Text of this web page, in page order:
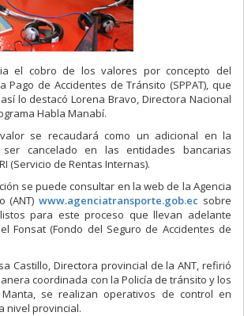
el cobro de los valores por concepto del
Pago de Accidentes de Tránsito (SPPAT), que
lo destacó Lorena Bravo, Directora Nacional
Habla Manabí.
se recaudará como un adicional en la
cancelado en las entidades bancarias
(Servicio de Rentas Internas).
se puede consultar en la web de la Agencia
(ANT)www.agenciatransporte.gob.ec sobre
para este proceso que llevan adelante
Fonsat (Fondo del Seguro de Accidentes de
Castillo, Directora provincial de la ANT, refirió
coordinada con la Policía de tránsito y los
se realizan operativos de control en
nivel provincial.